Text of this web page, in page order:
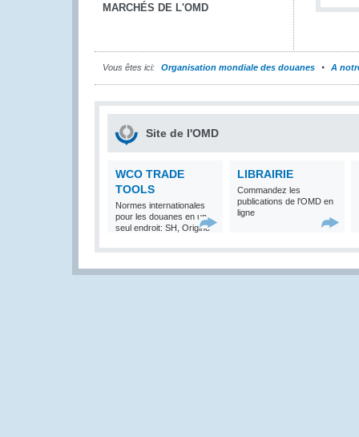
MARCHÉS DE L'OMD
Vous êtes ici: Organisation mondiale des douanes A
Site de l'OMD
WCO TRADE
TOOLS
Normes internationales
pour les douanes en un
seul endroit: SH, Origine
LIBRAIRIE
Commandez les
publications de l'OMD en
ligne